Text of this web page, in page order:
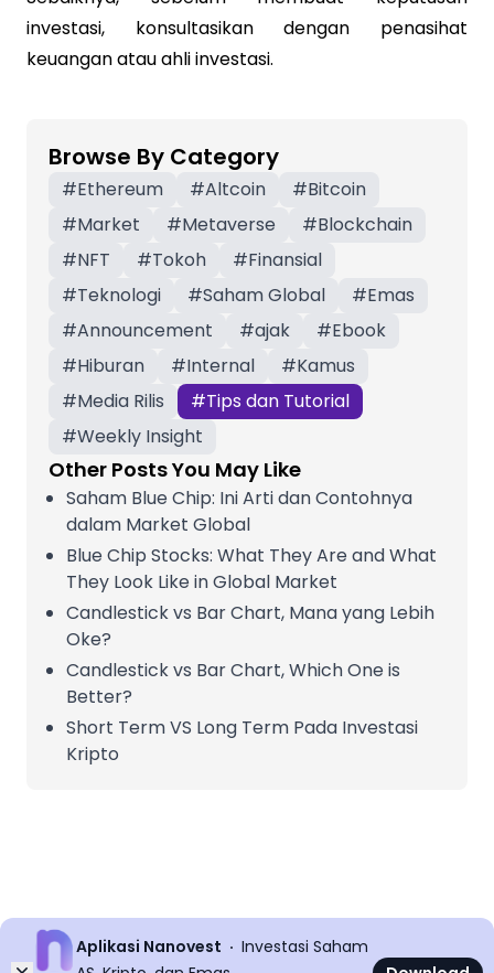
investasi, konsultasikan dengan penasihat
keuangan atau ahli investasi.
Browse By Category
#Ethereum #Altcoin #Bitcoin
#Market #Metaverse #Blockchain
#NFT #Tokoh #Finansial
#Teknologi #Saham Global #Emas
#Announcement #ajak #Ebook
#Hiburan #Internal #Kamus
#Media Rilis #Tips dan Tutorial
#Weekly Insight
Other Posts You May Like
Saham Blue Chip: Ini Arti dan Contohnya
dalam Market Global
Blue Chip Stocks: What They Are and What
They Look Like in Global Market
Candlestick vs Bar Chart, Mana yang Lebih
Oke?
Candlestick vs Bar Chart, Which One is
Better?
Short Term VS Long Term Pada Investasi
Kripto
Aplikasi Nanovest
Investasi Saham